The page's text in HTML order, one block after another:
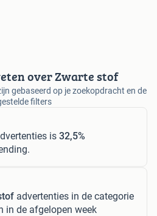
over Zwarte stof
gebaseerd op je zoekopdracht en de
filters
is 32,5%
advertenties in de categorie
in de afgelopen week